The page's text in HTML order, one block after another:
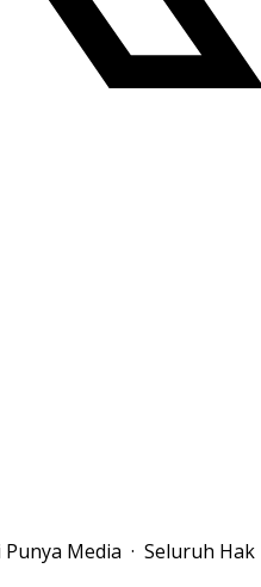
Media · Seluruh Hak